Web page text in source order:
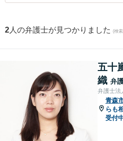
2 人の弁護士が見つかりました (検
五十
織 弁
弁護士法
青森
らも
受付